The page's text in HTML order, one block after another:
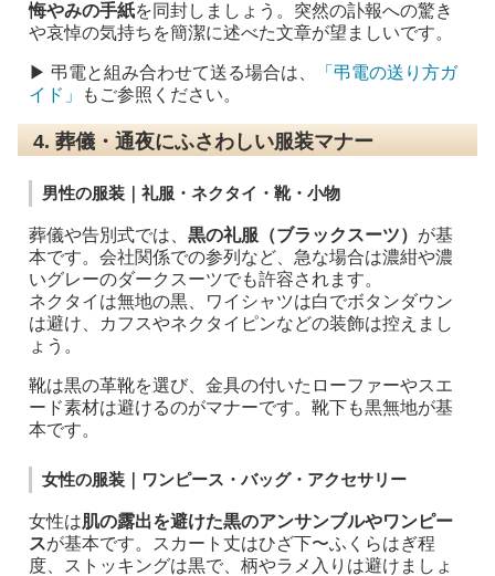
悔やみの手紙を同封しましょう。突然の訃報への驚き
や哀悼の気持ちを簡潔に述べた文章が望ましいです。
▶ 弔電と組み合わせて送る場合は、
「弔電の送り方ガ
イド」
もご参照ください。
4. 葬儀・通夜にふさわしい服装マナー
男性の服装｜礼服・ネクタイ・靴・小物
葬儀や告別式では、 黒の礼服（ブラックスーツ） が基
本です。会社関係での参列など、急な場合は濃紺や濃
いグレーのダークスーツでも許容されます。
ネクタイは無地の黒、ワイシャツは白でボタンダウン
は避け、カフスやネクタイピンなどの装飾は控えまし
ょう。
靴は黒の革靴を選び、金具の付いたローファーやスエ
ード素材は避けるのがマナーです。靴下も黒無地が基
本です。
女性の服装｜ワンピース・バッグ・アクセサリー
女性は肌の露出を避けた黒のアンサンブルやワンピー
スが基本です。スカート丈はひざ下〜ふくらはぎ程
度、ストッキングは黒で、柄やラメ入りは避けましょ